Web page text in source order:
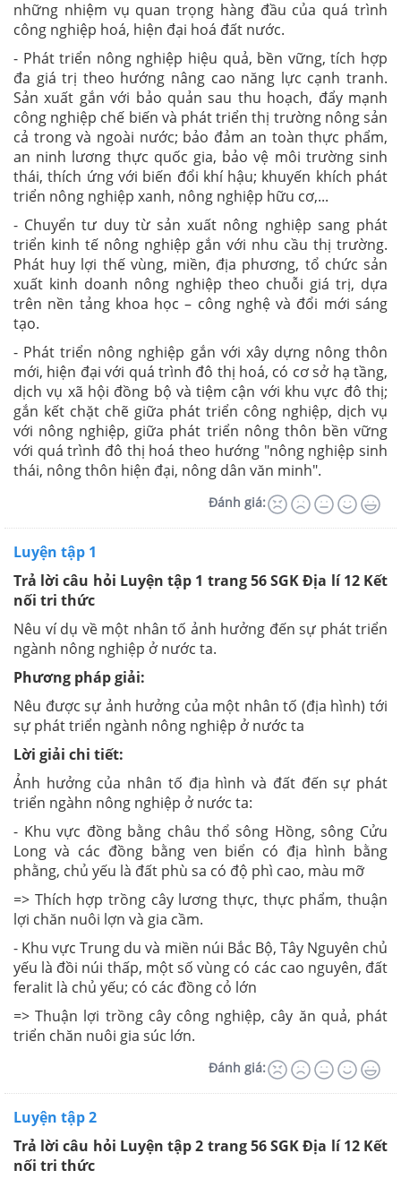
những nhiệm vụ quan trọng hàng đầu của quá trình
công nghiệp hoá, hiện đại hoá đất nước.
- Phát triển nông nghiệp hiệu quả, bền vững, tích hợp
đa giá trị theo hướng nâng cao năng lực cạnh tranh.
Sản xuất gắn với bảo quản sau thu hoạch, đẩy mạnh
công nghiệp chế biến và phát triển thị trường nông sản
cả trong và ngoài nước; bảo đảm an toàn thực phẩm,
an ninh lương thực quốc gia, bảo vệ môi trường sinh
thái, thích ứng với biến đổi khí hậu; khuyến khích phát
triển nông nghiệp xanh, nông nghiệp hữu cơ,...
- Chuyển tư duy từ sản xuất nông nghiệp sang phát
triển kinh tế nông nghiệp gắn với nhu cầu thị trường.
Phát huy lợi thế vùng, miền, địa phương, tổ chức sản
xuất kinh doanh nông nghiệp theo chuỗi giá trị, dựa
trên nền tảng khoa học – công nghệ và đổi mới sáng
tạo.
- Phát triển nông nghiệp gắn với xây dựng nông thôn
mới, hiện đại với quá trình đô thị hoá, có cơ sở hạ tầng,
dịch vụ xã hội đồng bộ và tiệm cận với khu vực đô thị;
gắn kết chặt chẽ giữa phát triển công nghiệp, dịch vụ
với nông nghiệp, giữa phát triển nông thôn bền vững
với quá trình đô thị hoá theo hướng "nông nghiệp sinh
thái, nông thôn hiện đại, nông dân văn minh".
Đánh giá:
Luyện tập 1
Trả lời câu hỏi Luyện tập 1 trang 56 SGK Địa lí 12 Kết
nối tri thức
Nêu ví dụ về một nhân tố ảnh hưởng đến sự phát triển
ngành nông nghiệp ở nước ta.
Phương pháp giải:
Nêu được sự ảnh hưởng của một nhân tố (địa hình) tới
sự phát triển ngành nông nghiệp ở nước ta
Lời giải chi tiết:
Ảnh hưởng của nhân tố địa hình và đất đến sự phát
triển ngàhn nông nghiệp ở nước ta:
- Khu vực đồng bằng châu thổ sông Hồng, sông Cửu
Long và các đồng bằng ven biển có địa hình bằng
phằng, chủ yếu là đất phù sa có độ phì cao, màu mỡ
=> Thích hợp trồng cây lương thực, thực phẩm, thuận
lợi chăn nuôi lợn và gia cầm.
- Khu vực Trung du và miền núi Bắc Bộ, Tây Nguyên chủ
yếu là đồi núi thấp, một số vùng có các cao nguyên, đất
feralit là chủ yếu; có các đồng cỏ lớn
=> Thuận lợi trồng cây công nghiệp, cây ăn quả, phát
triển chăn nuôi gia súc lớn.
Đánh giá:
Luyện tập 2
Trả lời câu hỏi Luyện tập 2 trang 56 SGK Địa lí 12 Kết
nối tri thức